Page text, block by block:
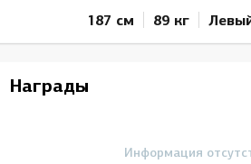
187 см 89 кг
Награды
Информация